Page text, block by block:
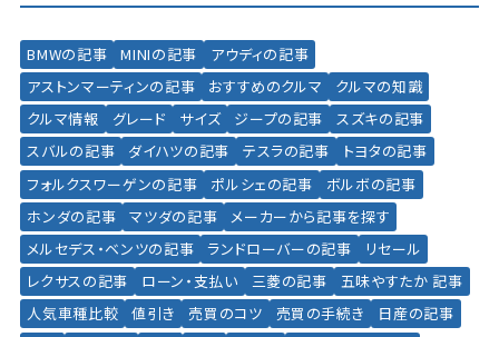
BMWの記事 MINIの記事
アウディの記事
アストンマーティンの記事
おすすめのクルマ
クルマの知識
クルマ情報
グレード サイズ ジープの記事
スズキの記事
スバルの記事
ダイハツの記事 テスラの記事
トヨタの記事
フォルクスワーゲンの記事
ポルシェの記事
ボルボの記事
ホンダの記事
マツダの記事
メーカーから記事を探す
メルセデス・ベンツの記事
ランドローバーの記事
リセール
レクサスの記事
ローン・支払い 三菱の記事
五味やすたか 記事
人気車種比較
値引き 売買のコツ 売買の手続き
日産の記事